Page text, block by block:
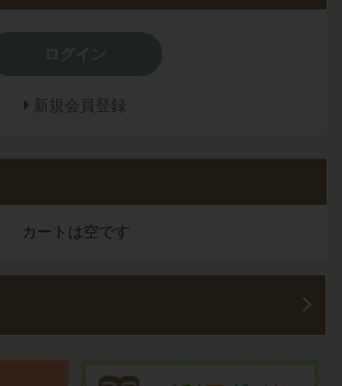
新規会員登録
カートは空です